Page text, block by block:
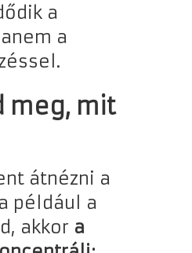
a
a
meg, mit
átnézni a
például a
akkor a